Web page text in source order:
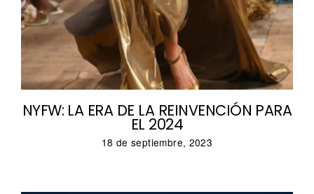
NYFW: LA ERA DE LA REINVENCIÓN PARA
EL 2024
18 de septiembre, 2023